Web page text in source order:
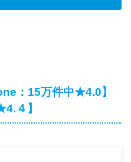
：15万件中★4.0】
４】